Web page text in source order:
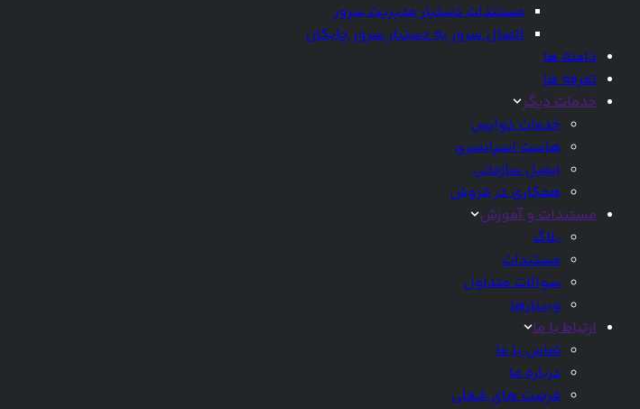
مستندات دستیار مدیریت سرور
اتصال سرور به دستیار سرور چابکان
دامنه ها
تعرفه ها
خدمات دیگر
خدمات دواپس
هاست اسپانسری
ایمیل سازمانی
همکاری در فروش
مستندات و آموزش
بلاگ
مستندات
سوالات متداول
وبینارها
ارتباط با ما
تماس با ما
درباره ما
فرصت های شغلی